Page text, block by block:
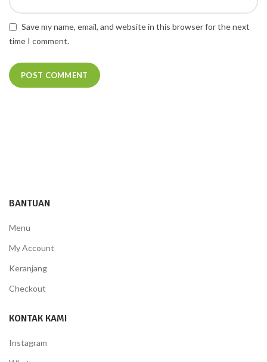
Save my name, email, and website in this browser for the next
time I comment.
BANTUAN
Menu
My Account
Keranjang
Checkout
KONTAK KAMI
Instagram